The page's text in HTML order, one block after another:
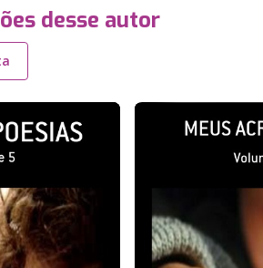
desse autor